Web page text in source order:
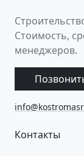
Стоимость,
менеджеров.
Контакты